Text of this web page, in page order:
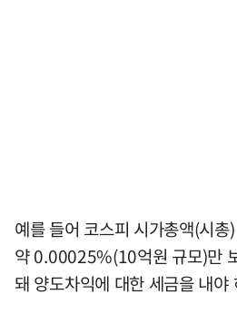
예를 들어 코스피 시가총액(시
약 0.00025%(10억원 규모)만
돼 양도차익에 대한 세금을 내야